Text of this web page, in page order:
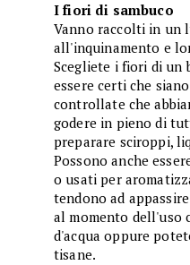
I fiori di sambuco
Vanno raccolti in un
all'inquinamento e
Scegliete i fiori di un
essere certi che
controllate che
godere in pieno di
preparare sciroppi,
Possono anche
o usati per
tendono ad
al momento dell'uso
d'acqua oppure
tisane.